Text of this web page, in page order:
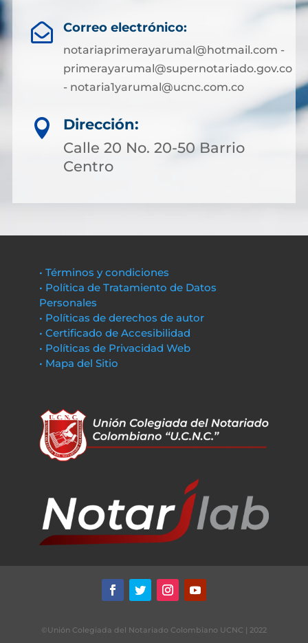
 Correo electrónico:
notariaprimerayarumal@hotmail.com -
primerayarumal@supernotariado.gov.co
- notaria1yarumal@ucnc.com.co

Dirección:
Calle 20 No. 20-50 Barrio
Centro
• Términos y condiciones
• Política de Tratamiento de Datos
Personales
• Políticas de derechos de autor
• Certificado de Accesibilidad
• Políticas de Privacidad Web
• Mapa del Sitio
©Unión Colegiada del Notariado Colombiano UCNC | 2022